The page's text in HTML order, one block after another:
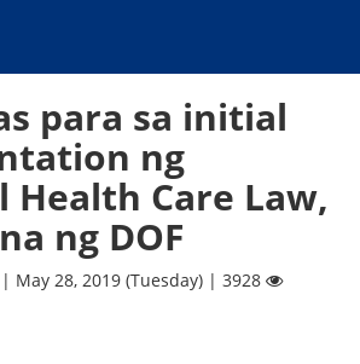
para sa initial
ng
Health Care Law,
ng DOF
| May 28, 2019 (Tuesday) | 3928